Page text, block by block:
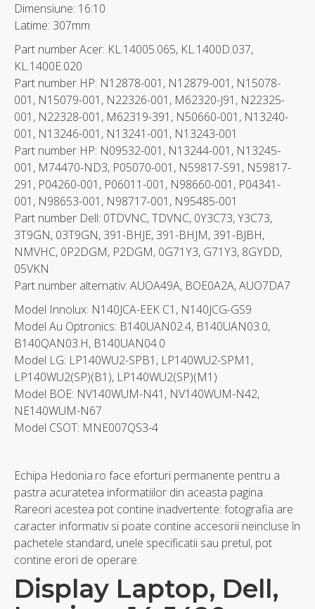
Dimensiune: 16:10
Latime: 307mm
Part number Acer: KL.14005.065, KL.1400D.037,
KL.1400E.020
Part number HP: N12878-001, N12879-001, N15078-
001, N15079-001, N22326-001, M62320-J91, N22325-
001, N22328-001, M62319-391, N50660-001, N13240-
001, N13246-001, N13241-001, N13243-001
Part number HP: N09532-001, N13244-001, N13245-
001, M74470-ND3, P05070-001, N59817-S91, N59817-
291, P04260-001, P06011-001, N98660-001, P04341-
001, N98653-001, N98717-001, N95485-001
Part number Dell: 0TDVNC, TDVNC, 0Y3C73, Y3C73,
3T9GN, 03T9GN, 391-BHJE, 391-BHJM, 391-BJBH,
NMVHC, 0P2DGM, P2DGM, 0G71Y3, G71Y3, 8GYDD,
05VKN
Part number alternativ: AUOA49A, BOE0A2A, AUO7DA7
Model Innolux: N140JCA-EEK C1, N140JCG-GS9
Model Au Optronics: B140UAN02.4, B140UAN03.0,
B140QAN03.H, B140UAN04.0
Model LG: LP140WU2-SPB1, LP140WU2-SPM1,
LP140WU2(SP)(B1), LP140WU2(SP)(M1)
Model BOE: NV140WUM-N41, NV140WUM-N42,
NE140WUM-N67
Model CSOT: MNE007QS3-4
Echipa Hedonia.ro face eforturi permanente pentru a
pastra acuratetea informatiilor din aceasta pagina.
Rareori acestea pot contine inadvertente: fotografia are
caracter informativ si poate contine accesorii neincluse în
pachetele standard, unele specificatii sau pretul, pot
contine erori de operare.
Display Laptop, Dell,